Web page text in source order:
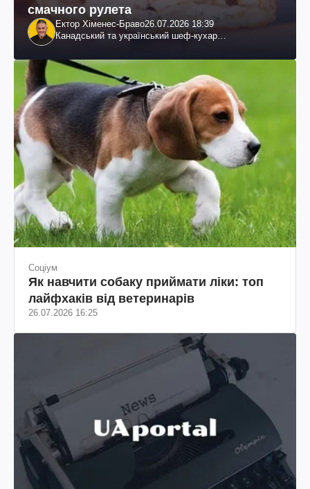
смачного рулета
Ектор Хіменес-Браво26.07.2026 18:39
Канадський та український шеф-кухар
Соціум
Як навчити собаку приймати ліки: топ
лайфхаків від ветеринарів
26.07.2026 16:25